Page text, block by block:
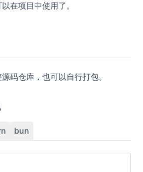
在项目中使用了。
码仓库，也可以自行打包。
bun